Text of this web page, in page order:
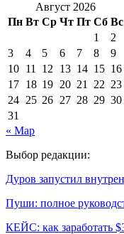
Август 2026
Пн Вт Ср Чт Пт Сб Вс
1
2
3
4 5 6 7 8
9
10 11 12 13 14 15 16
17 18 19 20 21 22 23
24 25 26 27 28 29 30
31
« Мар
Выбор редакции:
Дуров запустил
Пуши: полное
КЕЙС: как заработать